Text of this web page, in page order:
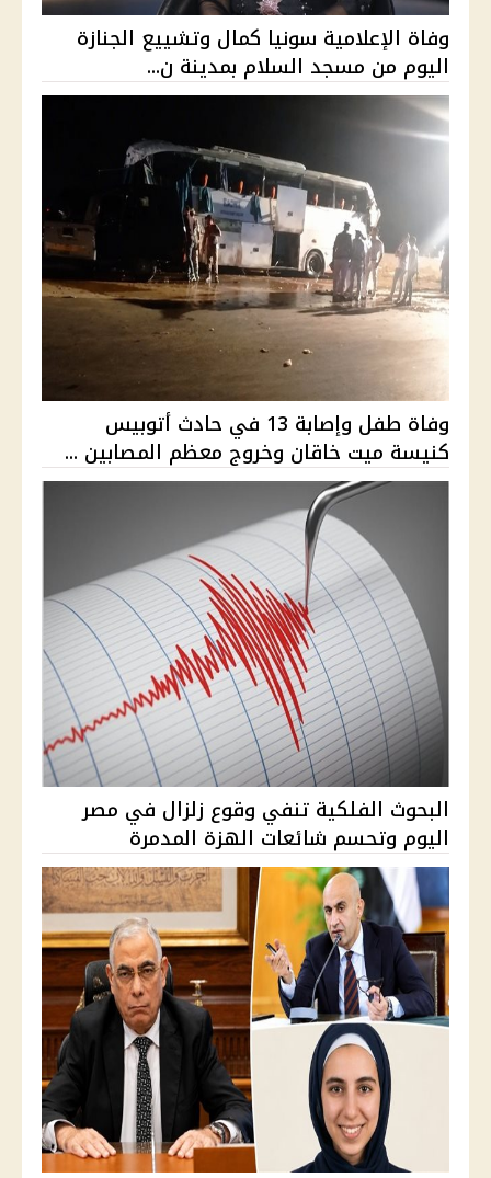
وفاة الإعلامية سونيا كمال وتشييع الجنازة
اليوم من مسجد السلام بمدينة ن...
وفاة طفل وإصابة 13 في حادث أتوبيس
كنيسة ميت خاقان وخروج معظم المصابين ...
البحوث الفلكية تنفي وقوع زلزال في مصر
اليوم وتحسم شائعات الهزة المدمرة